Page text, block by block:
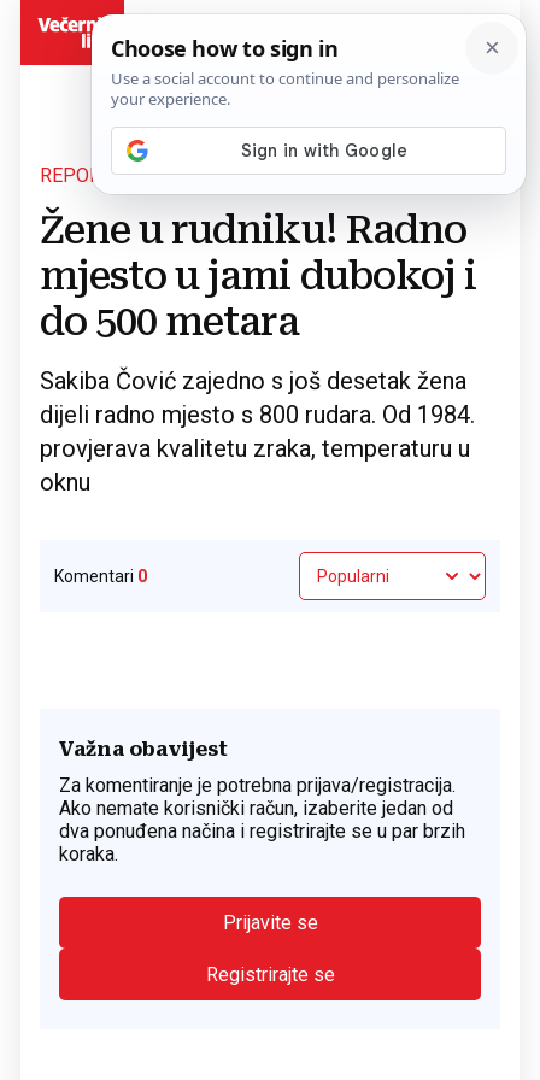
REPORTAŽA Povratak na članak
Žene u rudniku! Radno
mjesto u jami dubokoj i
do 500 metara
Sakiba Čović zajedno s još desetak žena
dijeli radno mjesto s 800 rudara. Od 1984.
provjerava kvalitetu zraka, temperaturu u
oknu
Komentari 0
Važna obavijest
Za komentiranje je potrebna prijava/registracija.
Ako nemate korisnički račun, izaberite jedan od
dva ponuđena načina i registrirajte se u par brzih
koraka.
Prijavite se
Registrirajte se